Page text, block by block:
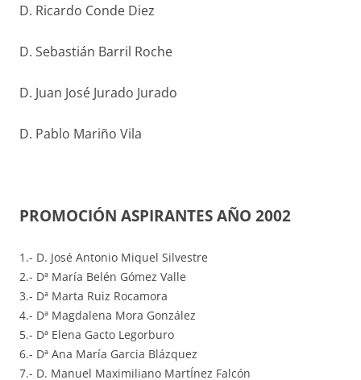
D. Ricardo Conde Diez
D. Sebastián Barril Roche
D. Juan José Jurado Jurado
D. Pablo Mariño Vila
PROMOCIÓN ASPIRANTES AÑO 2002
1.- D. José Antonio Miquel Silvestre
2.- Dª María Belén Gómez Valle
3.- Dª Marta Ruiz Rocamora
4.- Dª Magdalena Mora González
5.- Dª Elena Gacto Legorburo
6.- Dª Ana María Garcia Blázquez
7.- D. Manuel Maximiliano MartÍnez Falcón